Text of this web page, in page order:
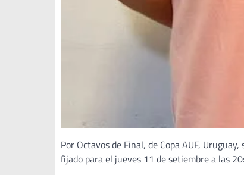
Por Octavos de Final, de Copa AUF,
fijado para el jueves 11 de setiembre a las